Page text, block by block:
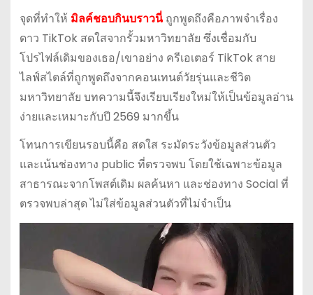
จุดที่ทำให้ มิลค์ชอบกินบราวนี่ถูกพูดถึงคือภาพจำเรื่อง
ดาว TikTok สดใสจากรั้วมหาวิทยาลัย ซึ่งเชื่อมกับ
โปรไฟล์เดิมของเธอ/เขาอย่าง ครีเอเตอร์ TikTok สาย
ไลฟ์สไตล์ที่ถูกพูดถึงจากคอนเทนต์วัยรุ่นและชีวิต
มหาวิทยาลัย บทความนี้จึงเรียบเรียงใหม่ให้เป็นข้อมูลอ่าน
ง่ายและเหมาะกับปี 2569 มากขึ้น
โทนการเขียนรอบนี้คือ สดใส ระมัดระวังข้อมูลส่วนตัว
และเน้นช่องทาง public ที่ตรวจพบ โดยใช้เฉพาะข้อมูล
สาธารณะจากโพสต์เดิม ผลค้นหา และช่องทาง Social ที่
ตรวจพบล่าสุด ไม่ใส่ข้อมูลส่วนตัวที่ไม่จำเป็น